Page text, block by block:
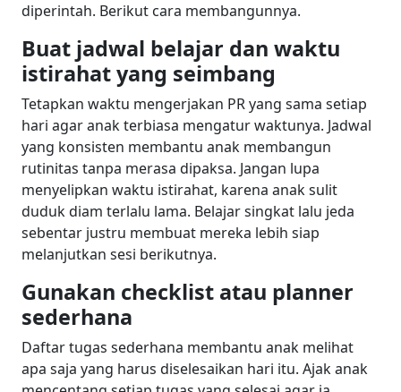
diperintah. Berikut cara membangunnya.
Buat jadwal belajar dan waktu
istirahat yang seimbang
Tetapkan waktu mengerjakan PR yang sama setiap
hari agar anak terbiasa mengatur waktunya. Jadwal
yang konsisten membantu anak membangun
rutinitas tanpa merasa dipaksa. Jangan lupa
menyelipkan waktu istirahat, karena anak sulit
duduk diam terlalu lama. Belajar singkat lalu jeda
sebentar justru membuat mereka lebih siap
melanjutkan sesi berikutnya.
Gunakan checklist atau planner
sederhana
Daftar tugas sederhana membantu anak melihat
apa saja yang harus diselesaikan hari itu. Ajak anak